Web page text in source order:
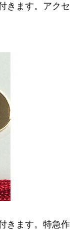
きます。アクセ
きます。特急作